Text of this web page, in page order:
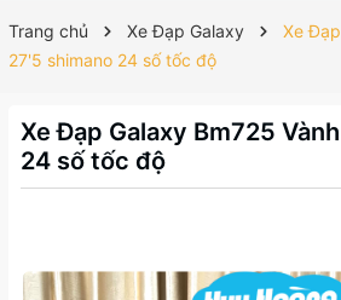
Trang chủ Xe Đạp Galaxy
Xe
27'5 shimano 24 số tốc độ
Xe Đạp Galaxy Bm725
24 số tốc độ